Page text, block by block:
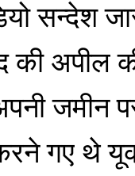
सन्देश
अपील
गए थे